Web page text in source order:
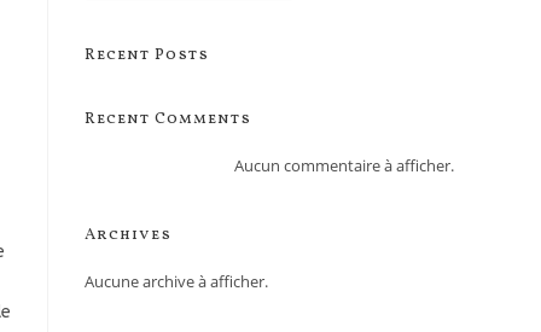
Recent Posts
Recent Comments
Aucun commentaire à afficher.
Archives
Aucune archive à afficher.